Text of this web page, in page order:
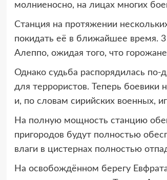
молниеносно, на лицах многих
Станция на протяжении
покидать её в ближайшее время.
Алеппо, ожидая того, что
Однако судьба распорядилась по-
для террористов. Теперь боевики
и, по словам сирийских военных,
На полную мощность станцию
пригородов будут полностью
влаги в цистернах полностью
На освобождённом берегу